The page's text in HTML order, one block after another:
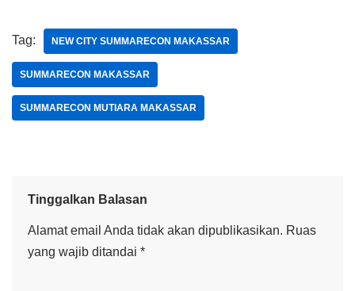
Tag: NEW CITY SUMMARECON MAKASSAR
SUMMARECON MAKASSAR
SUMMARECON MUTIARA MAKASSAR
Tinggalkan Balasan
Alamat email Anda tidak akan dipublikasikan. Ruas
yang wajib ditandai *